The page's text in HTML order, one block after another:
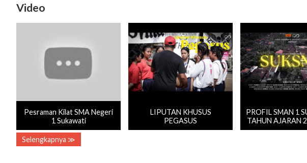
Video
Pesraman Kilat SMA Negeri
1 Sukawati
LIPUTAN KHUSUS
PEGASUS
PROFIL SMAN 1
TAHUN AJARAN
Selengkapnya ≫